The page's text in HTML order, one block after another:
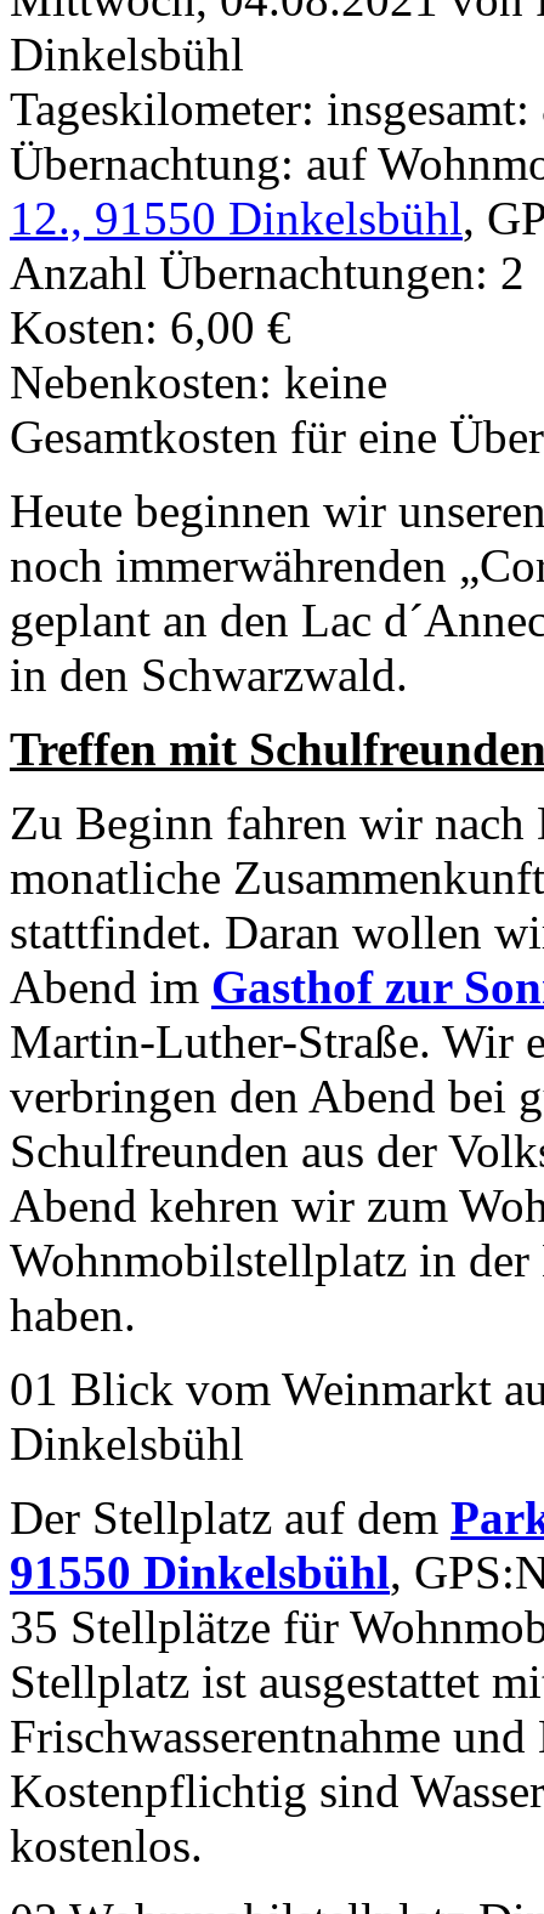
Dinkelsbühl
Tageskilometer:
Übernachtung: auf
12., 91550 Dinkelsbühl,
Anzahl Übernachtungen: 2
Kosten: 6,00 €
Nebenkosten: keine
Gesamtkosten für eine
Heute beginnen wir
noch immerwährenden
geplant an den Lac
in den Schwarzwald.
Treffen mit
Zu Beginn fahren wir
monatliche
stattfindet. Daran wollen
Abend im Gasthof zur
Martin-Luther-Straße. Wir
verbringen den Abend bei
Schulfreunden aus der
Abend kehren wir zum
Wohnmobilstellplatz in der
haben.
01 Blick vom Weinmarkt
Dinkelsbühl
Der Stellplatz auf dem
91550 Dinkelsbühl,
35 Stellplätze für
Stellplatz ist ausgestattet
Frischwasserentnahme
Kostenpflichtig sind
kostenlos.